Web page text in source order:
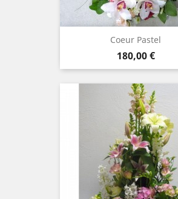
Coeur Pastel
Prix
180,00 €